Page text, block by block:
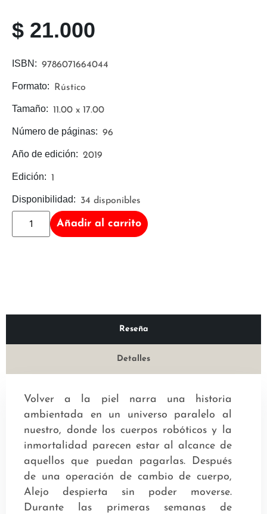
Añadir al carrito
Disponibilidad: 34 disponibles
Edición: 1
Año de edición: 2019
Número de páginas: 96
Tamaño: 11.00 x 17.00
Formato: Rústico
ISBN: 9786071664044
$ 21.000
Reseña
Detalles
Volver a la piel narra una historia
ambientada en un universo paralelo al
nuestro, donde los cuerpos robóticos y la
inmortalidad parecen estar al alcance de
aquellos que puedan pagarlas. Después
de una operación de cambio de cuerpo,
Alejo despierta sin poder moverse.
Durante las primeras semanas de